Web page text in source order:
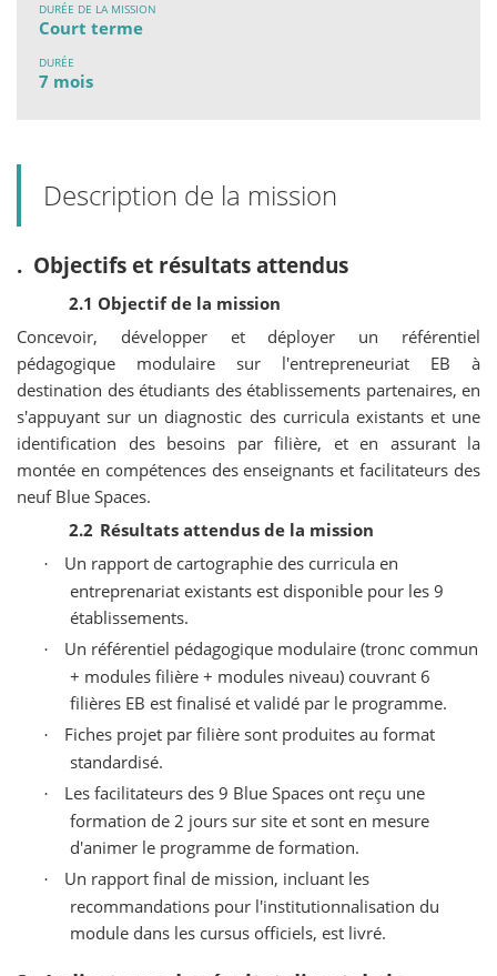
DURÉE DE LA MISSION
Court terme
DURÉE
7 mois
Description de la mission
. Objectifs et résultats attendus
2.1 Objectif de la mission
Concevoir, développer et déployer un référentiel
pédagogique modulaire sur l'entrepreneuriat EB à
destination des étudiants des établissements partenaires, en
s'appuyant sur un diagnostic des curricula existants et une
identification des besoins par filière, et en assurant la
montée en compétences des enseignants et facilitateurs des
neuf Blue Spaces.
2.2 Résultats attendus de la mission
·
Un rapport de cartographie des curricula en
entreprenariat existants est disponible pour les 9
établissements.
·
Un référentiel pédagogique modulaire (tronc commun
+ modules filière + modules niveau) couvrant 6
filières EB est finalisé et validé par le programme.
·
Fiches projet par filière sont produites au format
standardisé.
·
Les facilitateurs des 9 Blue Spaces ont reçu une
formation de 2 jours sur site et sont en mesure
d'animer le programme de formation.
·
Un rapport final de mission, incluant les
recommandations pour l'institutionnalisation du
module dans les cursus officiels, est livré.